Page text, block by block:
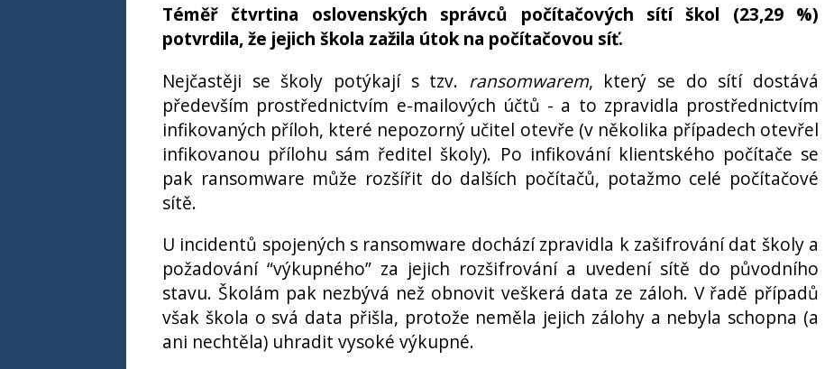
Téměř čtvrtina oslovenských správců počítačových sítí škol (23,29 %)
potvrdila, že jejich škola zažila útok na počítačovou síť.
Nejčastěji se školy potýkají s tzv. ransomwarem, který se do sítí dostává
především prostřednictvím e-mailových účtů - a to zpravidla prostřednictvím
infikovaných příloh, které nepozorný učitel otevře (v několika případech otevřel
infikovanou přílohu sám ředitel školy). Po infikování klientského počítače se
pak ransomware může rozšířit do dalších počítačů, potažmo celé počítačové
sítě.
U incidentů spojených s ransomware dochází zpravidla k zašifrování dat školy a
požadování “výkupného” za jejich rozšifrování a uvedení sítě do původního
stavu. Školám pak nezbývá než obnovit veškerá data ze záloh. V řadě případů
však škola o svá data přišla, protože neměla jejich zálohy a nebyla schopna (a
ani nechtěla) uhradit vysoké výkupné.